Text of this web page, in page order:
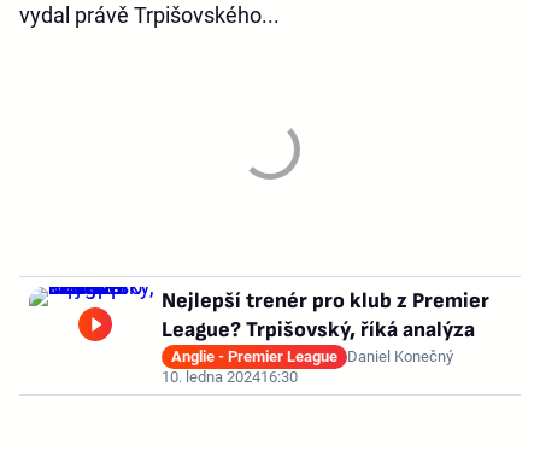
vydal právě Trpišovského...
Nejlepší trenér pro klub z Premier
League? Trpišovský, říká analýza
Anglie - Premier League Daniel Konečný
10. ledna 202416:30